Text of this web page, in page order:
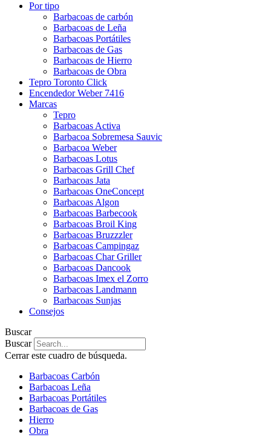
Por tipo
Barbacoas de carbón
Barbacoas de Leña
Barbacoas Portátiles
Barbacoas de Gas
Barbacoas de Hierro
Barbacoas de Obra
Tepro Toronto Click
Encendedor Weber 7416
Marcas
Tepro
Barbacoas Activa
Barbacoa Sobremesa Sauvic
Barbacoa Weber
Barbacoas Lotus
Barbacoas Grill Chef
Barbacoas Jata
Barbacoas OneConcept
Barbacoas Algon
Barbacoas Barbecook
Barbacoas Broil King
Barbacoas Bruzzzler
Barbacoas Campingaz
Barbacoas Char Griller
Barbacoas Dancook
Barbacoas Imex el Zorro
Barbacoas Landmann
Barbacoas Sunjas
Consejos
Buscar
Buscar
Cerrar este cuadro de búsqueda.
Barbacoas Carbón
Barbacoas Leña
Barbacoas Portátiles
Barbacoas de Gas
Hierro
Obra